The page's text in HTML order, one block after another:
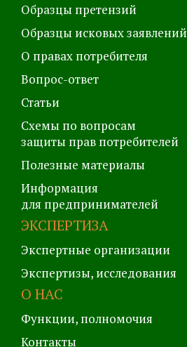
Образцы претензий
Образцы исковых заявлений
О правах потребителя
Вопрос-ответ
Статьи
Схемы по вопросам
защиты прав потребителей
Полезные материалы
Информация
для предпринимателей
ЭКСПЕРТИЗА
Экспертные организации
Экспертизы, исследования
О НАС
Функции, полномочия
Контакты